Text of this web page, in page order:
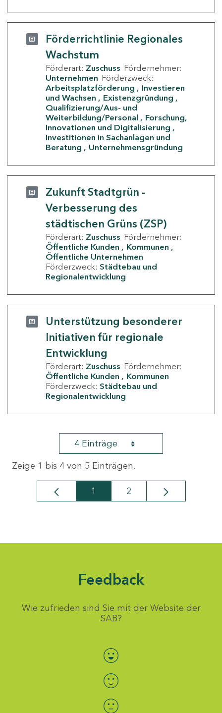
Förderrichtlinie Regionales
Wachstum
Förderart: Zuschuss Fördernehmer:
Unternehmen Förderzweck:
Arbeitsplatzförderung
Investieren
und Wachsen
Existenzgründung
Qualifizierung/Aus- und
Weiterbildung/Personal
Forschung,
Innovationen und Digitalisierung
Investitionen in Sachanlagen und
Beratung
Unternehmensgründung
Zukunft Stadtgrün -
Verbesserung des
städtischen Grüns (ZSP)
Förderart: Zuschuss Fördernehmer:
Öffentliche Kunden
Kommunen
Öffentliche Unternehmen
Förderzweck: Städtebau und
Regionalentwicklung
Unterstützung besonderer
Initiativen für regionale
Entwicklung
Förderart: Zuschuss Fördernehmer:
Öffentliche Kunden
Kommunen
Förderzweck: Städtebau und
Regionalentwicklung
4 Einträge
Zeige 1 bis 4 von 5 Einträgen.
Seite
1 Seite
2
Feedback
Wie zufrieden sind Sie mit der Website der
SAB?
Bewertung auswählen